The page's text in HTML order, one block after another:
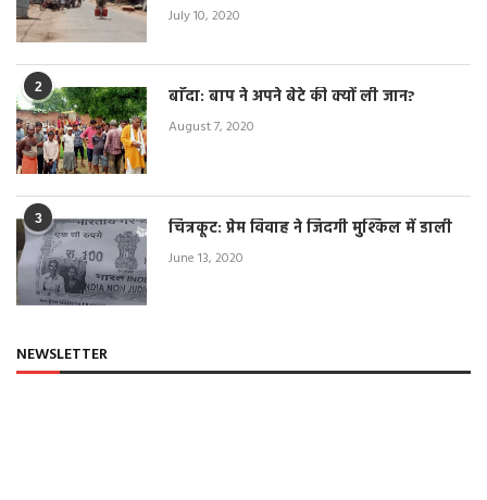
July 10, 2020
2 बाँदा: बाप ने अपने बेटे की क्यों ली जान?
August 7, 2020
3 चित्रकूट: प्रेम विवाह ने जिंदगी मुश्किल में डाली
June 13, 2020
NEWSLETTER